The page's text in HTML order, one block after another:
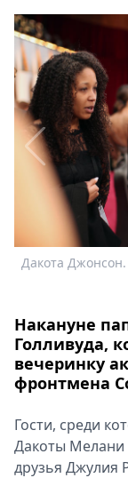
Пресс-
О
Metro
2026
Дакота
Накануне
Голливуда,
вечеринку
фронтмена
Гости, среди
Дакоты Мелани
друзья Джулия